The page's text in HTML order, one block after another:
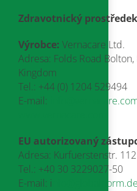
Zdravotnický
Výrobce: Vernacare Ltd.
Adresa: Folds Road
Kingdom
Tel.: +44 (0) 1204 529494
E-mail:
EU autorizovaný
Adresa: Kurfuerstenstr.
Tel.: +40 30 3229027-50
E-mail: i nfo@globalnorm.de